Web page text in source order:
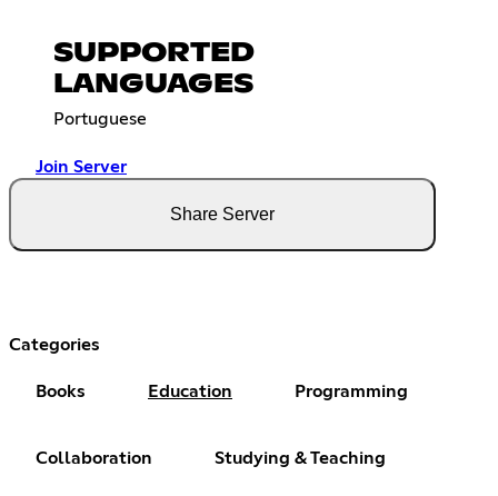
SUPPORTED
LANGUAGES
Portuguese
Join Server
Share Server
Categories
Books Education Programming
Collaboration Studying & Teaching